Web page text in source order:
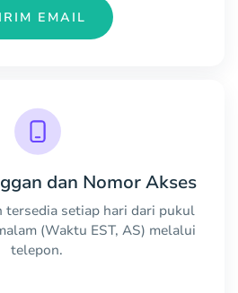
EMAIL
dan Nomor Akses
tersedia setiap hari dari pukul
(Waktu EST, AS) melalui
telepon.